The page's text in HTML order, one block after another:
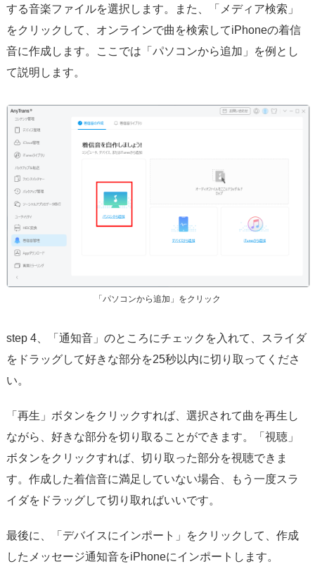
する音楽ファイルを選択します。また、「メディア検索」
をクリックして、オンラインで曲を検索してiPhoneの着信
音に作成します。ここでは「パソコンから追加」を例とし
て説明します。
「パソコンから追加」をクリック
step 4、「通知音」のところにチェックを入れて、スライダ
をドラッグして好きな部分を25秒以内に切り取ってくださ
い。
「再生」ボタンをクリックすれば、選択されて曲を再生し
ながら、好きな部分を切り取ることができます。「視聴」
ボタンをクリックすれば、切り取った部分を視聴できま
す。作成した着信音に満足していない場合、もう一度スラ
イダをドラッグして切り取ればいいです。
最後に、「デバイスにインポート」をクリックして、作成
したメッセージ通知音をiPhoneにインポートします。